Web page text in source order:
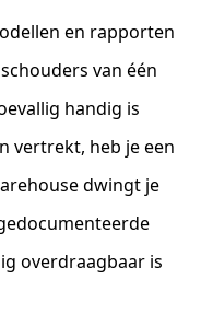
en rapporten
van één
handig is
vertrekt, heb je een
dwingt je
overdraagbaar is